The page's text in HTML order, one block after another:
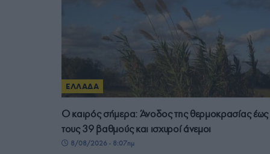
ΕΛΛΑΔΑ
Ο καιρός σήμερα: Άνοδος της θερμοκρασίας έως
τους 39 βαθμούς και ισχυροί άνεμοι
8/08/2026 - 8:07πμ